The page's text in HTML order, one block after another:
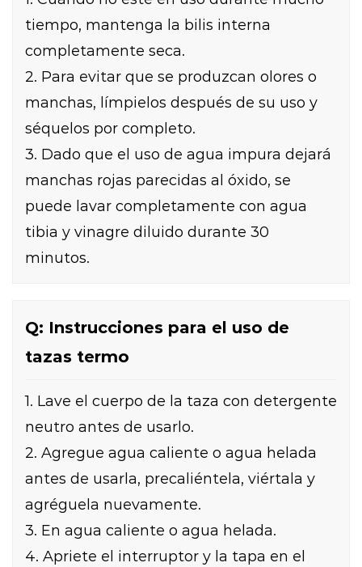
tiempo, mantenga la bilis interna
completamente seca.
2. Para evitar que se produzcan olores o
manchas, límpielos después de su uso y
séquelos por completo.
3. Dado que el uso de agua impura dejará
manchas rojas parecidas al óxido, se
puede lavar completamente con agua
tibia y vinagre diluido durante 30
minutos.
Q: Instrucciones para el uso de
tazas termo
1. Lave el cuerpo de la taza con detergente
neutro antes de usarlo.
2. Agregue agua caliente o agua helada
antes de usarla, precaliéntela, viértala y
agréguela nuevamente.
3. En agua caliente o agua helada.
4. Apriete el interruptor y la tapa en el